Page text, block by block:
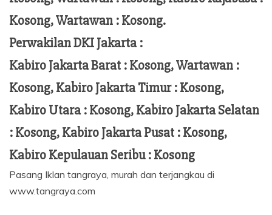
Kosong, Wartawan : Kosong.
Perwakilan DKI Jakarta :
Kabiro Jakarta Barat : Kosong, Wartawan :
Kosong, Kabiro Jakarta Timur : Kosong,
Kabiro Utara : Kosong, Kabiro Jakarta Selatan
: Kosong, Kabiro Jakarta Pusat : Kosong,
Kabiro Kepulauan Seribu : Kosong
Pasang Iklan tangraya, murah dan terjangkau di
www.tangraya.com